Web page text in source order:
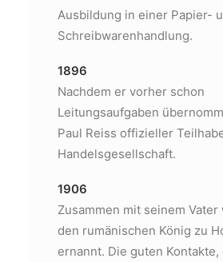
Ausbildung in einer Papier-
Schreibwarenhandlung.
1896
Nachdem er vorher schon
Leitungsaufgaben
Paul Reiss offizieller
Handelsgesellschaft.
1906
Zusammen mit seinem
den rumänischen König zu
ernannt. Die guten Kontakte,